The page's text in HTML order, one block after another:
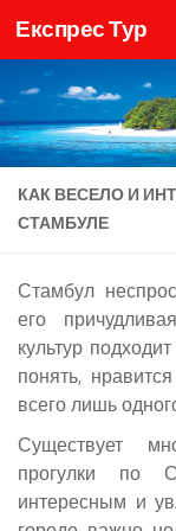
Skip to content
Експрес Тур
КАК ВЕСЕЛО И
СТАМБУЛЕ
Стамбул
его
культур
понять,
всего лишь
Существует
прогулки по
интересным и